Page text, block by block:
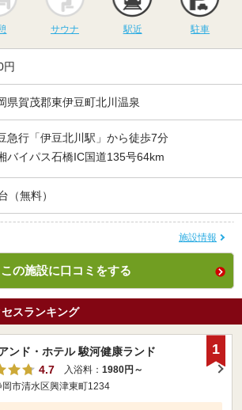
サウナ 駅近 駐車
円
県賀茂郡東伊豆町北川温泉
急行「伊豆北川駅」から徒歩7分
バイパス石橋IC国道135号64km
（無料）
施設情報
この施設に口コミをする
スランキング
ンド・ホテル 駿河健康ランド
4.7
入浴料： 1980円～
岡市清水区興津東町1234
1